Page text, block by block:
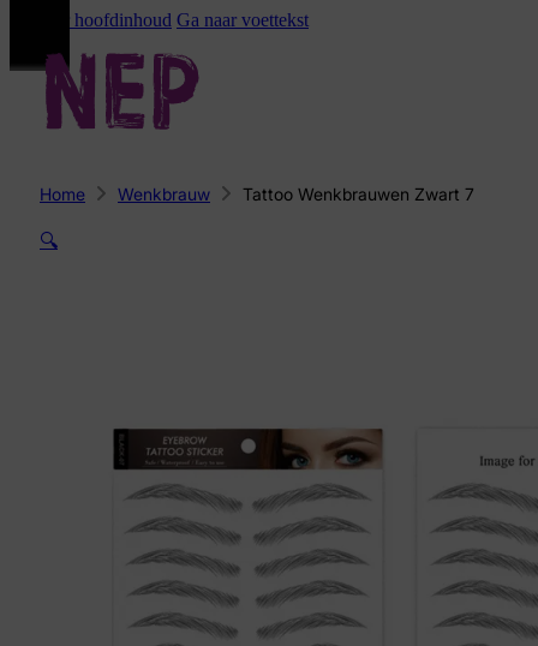
Ga naar hoofdinhoud Ga naar voettekst
Home Wenkbrauw Tattoo Wenkbrauwen Zwart 7
🔍